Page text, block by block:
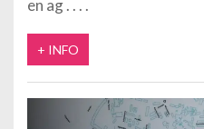
en ag
+ INFO